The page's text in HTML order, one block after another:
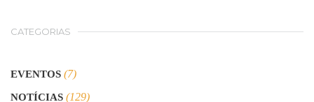
CATEGORIAS
EVENTOS (7)
NOTÍCIAS (129)